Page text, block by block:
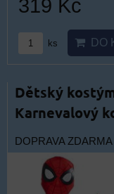
319 Kč
ks DO
Dětský
Karnevalový
DOPRAVA ZDARMA